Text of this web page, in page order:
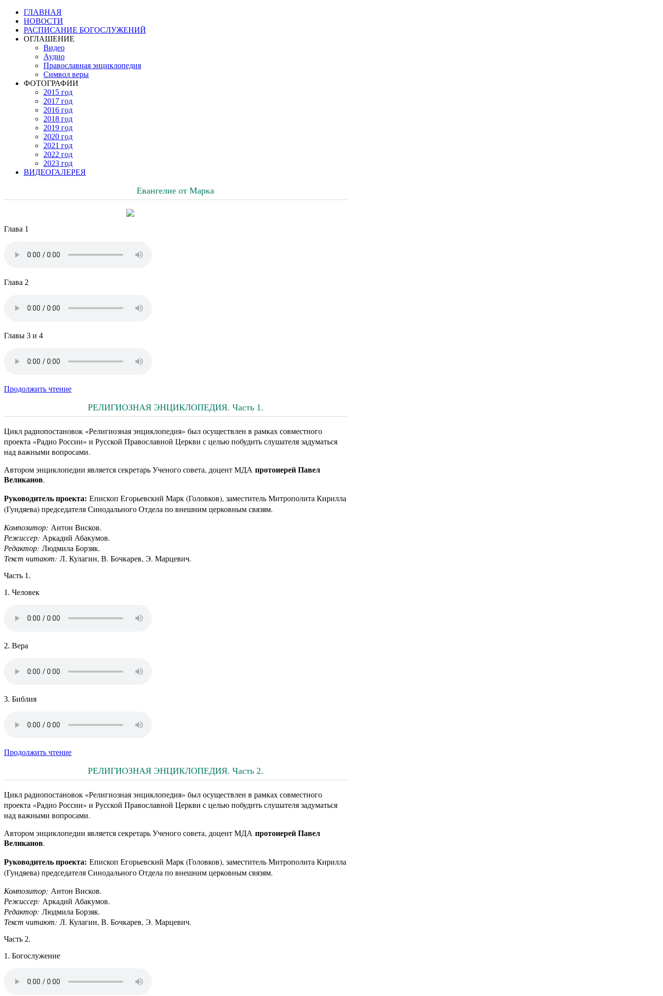
ГЛАВНАЯ
НОВОСТИ
РАСПИСАНИЕ БОГОСЛУЖЕНИЙ
ОГЛАШЕНИЕ
Видео
Аудио
Православная энциклопедия
Символ веры
ФОТОГРАФИИ
2015 год
2017 год
2016 год
2018 год
2019 год
2020 год
2021 год
2022 год
2023 год
ВИДЕОГАЛЕРЕЯ
Евангелие от Марка
Глава 1
Глава 2
Главы 3 и 4
Продолжить чтение
РЕЛИГИОЗНАЯ ЭНЦИКЛОПЕДИЯ. Часть 1.
Цикл радиопостановок «Религиозная энциклопедия» был осуществлен в рамках совместного
проекта «Радио России» и Русской Православной Церкви с целью побудить слушателя задуматься
над важными вопросами.
Автором энциклопедии является секретарь Ученого совета, доцент МДА протоиерей Павел
Великанов.
Руководитель проекта: Епископ Егорьевский Марк (Головков), заместитель Митрополита Кирилла
(Гундяева) председателя Синодального Отдела по внешним церковным связям.
Композитор: Антон Висков.
Режиссер: Аркадий Абакумов.
Редактор: Людмила Борзяк.
Текст читают: Л. Кулагин, В. Бочкарев, Э. Марцевич.
Часть 1.
1. Человек
2. Вера
3. Библия
Продолжить чтение
РЕЛИГИОЗНАЯ ЭНЦИКЛОПЕДИЯ. Часть 2.
Цикл радиопостановок «Религиозная энциклопедия» был осуществлен в рамках совместного
проекта «Радио России» и Русской Православной Церкви с целью побудить слушателя задуматься
над важными вопросами.
Автором энциклопедии является секретарь Ученого совета, доцент МДА протоиерей Павел
Великанов.
Руководитель проекта: Епископ Егорьевский Марк (Головков), заместитель Митрополита Кирилла
(Гундяева) председателя Синодального Отдела по внешним церковным связям.
Композитор: Антон Висков.
Режиссер: Аркадий Абакумов.
Редактор: Людмила Борзяк.
Текст читают: Л. Кулагин, В. Бочкарев, Э. Марцевич.
Часть 2.
1. Богослужение